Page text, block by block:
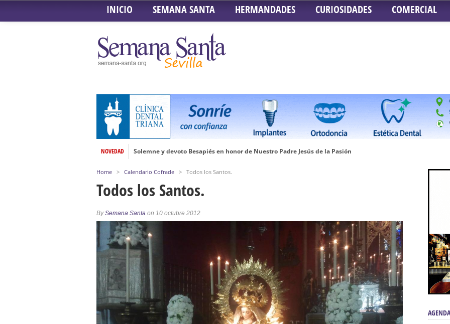
INICIO SEMANA SANTA HERMANDADES CURIOSIDADES COMERCIAL
NOVEDAD
Solemne y devoto Besapiés en honor de Nuestro Padre Jesús de la Pasión
Función de la Anunciación del Señor ante el paso de Nuestra Señora de la Encarnación Coronada –
Besamanos al Señor del Gran Poder de Sevilla
Solemne y devoto Besamanos en honor de María Santísima en su Soledad – San Lorenzo
Función Principal de Instituto a la Virgen del Valle
Besapié y Besamano en la Quinta Angustia
Gitanos: Besamanos del Señor de la Salud
Besamanos del Señor de la Divina Misericordia, Vía Crucis y Traslado – Siete Palabras
Home > Calendario Cofrade > Todos los Santos.
Todos los Santos.
BySemana Santa on 10 octubre 2012